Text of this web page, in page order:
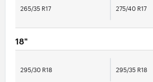
265/35 R17 275/40 R17
18"
295/30 R18 295/35 R18